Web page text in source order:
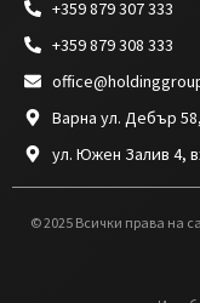
+359 879 307 333
+359 879 308 333
Варна ул. Дебър
ул. Южен Залив 4,
© 2025 Всички права на